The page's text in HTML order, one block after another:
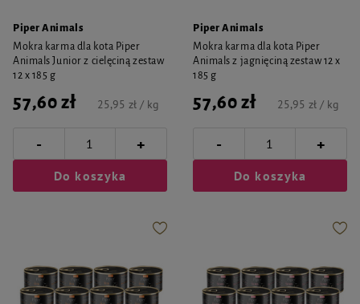
Piper Animals
Mokra karma dla kota Piper
Animals Junior z cielęciną zestaw
12 x 185 g
57,60 zł 25,95 zł / kg
- +
Do koszyka
Piper Animals
Mokra karma dla kota Piper
Animals z jagnięciną zestaw 12 x
185 g
57,60 zł 25,95 zł / kg
- +
Do koszyka